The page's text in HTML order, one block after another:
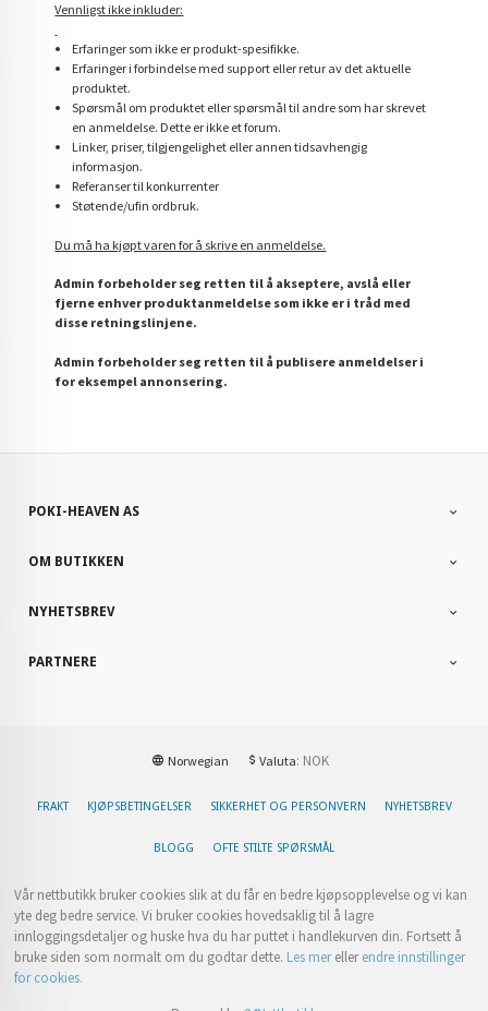
Vennligst ikke inkluder:
Erfaringer som ikke er produkt-spesifikke.
Erfaringer i forbindelse med support eller retur av det aktuelle
produktet.
Spørsmål om produktet eller spørsmål til andre som har skrevet
en anmeldelse. Dette er ikke et forum.
Linker, priser, tilgjengelighet eller annen tidsavhengig
informasjon.
Referanser til konkurrenter
Støtende/ufin ordbruk.
Du må ha kjøpt varen for å skrive en anmeldelse.
Admin forbeholder seg retten til å akseptere, avslå eller
fjerne enhver produktanmeldelse som ikke er i tråd med
disse retningslinjene.
Admin forbeholder seg retten til å publisere anmeldelser i
for eksempel annonsering.
POKI-HEAVEN AS
OM BUTIKKEN
NYHETSBREV
PARTNERE
Norwegian Valuta: NOK
FRAKT KJØPSBETINGELSER SIKKERHET OG PERSONVERN NYHETSBREV
BLOGG OFTE STILTE SPØRSMÅL
Vår nettbutikk bruker cookies slik at du får en bedre kjøpsopplevelse og vi kan
yte deg bedre service. Vi bruker cookies hovedsaklig til å lagre
innloggingsdetaljer og huske hva du har puttet i handlekurven din. Fortsett å
bruke siden som normalt om du godtar dette. Les merellerendre innstillinger
for cookies.